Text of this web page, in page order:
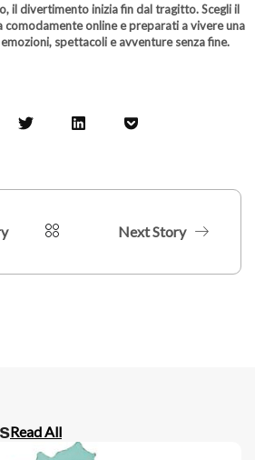
il divertimento inizia fin dal tragitto. Scegli il
online e preparati a vivere una
spettacoli e avventure senza fine.
Next Story
Read All